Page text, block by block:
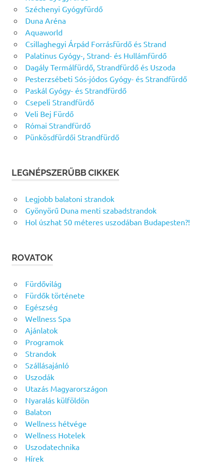
Széchenyi Gyógyfürdő
Duna Aréna
Aquaworld
Csillaghegyi Árpád Forrásfürdő és Strand
Palatinus Gyógy-, Strand- és Hullámfürdő
Dagály Termálfürdő, Strandfürdő és Uszoda
Pesterzsébeti Sós-jódos Gyógy- és Strandfürdő
Paskál Gyógy- és Strandfürdő
Csepeli Strandfürdő
Veli Bej Fürdő
Római Strandfürdő
Pünkösdfürdői Strandfürdő
LEGNÉPSZERŰBB CIKKEK
Legjobb balatoni strandok
Gyönyörű Duna menti szabadstrandok
Hol úszhat 50 méteres uszodában Budapesten?!
ROVATOK
Fürdővilág
Fürdők története
Egészség
Wellness Spa
Ajánlatok
Programok
Strandok
Szállásajánló
Uszodák
Utazás Magyarországon
Nyaralás külföldön
Balaton
Wellness hétvége
Wellness Hotelek
Uszodatechnika
Hírek